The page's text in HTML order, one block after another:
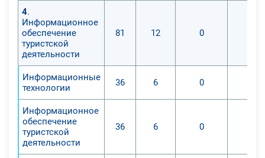
4.
Информационное
обеспечение
туристской
деятельности
81 12 0
Информационные
технологии
36 6 0
Информационное
обеспечение
туристской
деятельности
36 6 0